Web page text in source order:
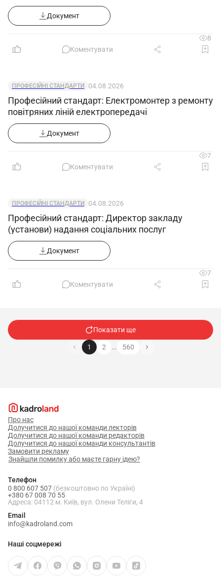
Документ
8
Коментувати
ПРОФЕСІЙНІ СТАНДАРТИ 04.08.2026
Професійний стандарт: Електромонтер з ремонту
повітряних ліній електропередачі
Документ
7
Коментувати
ПРОФЕСІЙНІ СТАНДАРТИ 04.08.2026
Професійний стандарт: Директор закладу
(установи) надання соціальних послуг
Документ
7
Коментувати
Показати ще
1 2 … 560
Про нас
Долучитися до нашої команди лекторів
Долучитися до нашої команди редакторів
Долучитися до нашої команди консультантів
Замовити рекламу
Знайшли помилку або маєте гарну ідею?
Телефон
0 800 607 507 (безкоштовно по Україні)
+380 67 008 70 55
Адреса: 04112 м. Київ, вул. Олени Теліги, 4
Email
info@kadroland.com
Наші соцмережі